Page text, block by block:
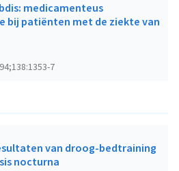
medicamenteus
bij patiënten met de ziekte van
7
van droog-bedtraining
nocturna